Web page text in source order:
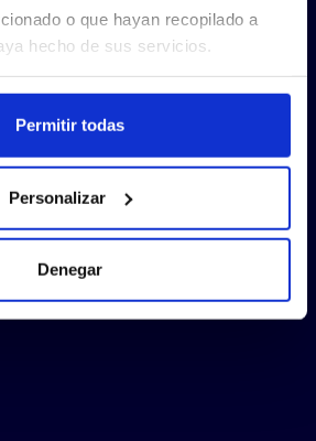
o que hayan recopilado a
hecho de sus servicios.
Permitir todas
Personalizar
Denegar